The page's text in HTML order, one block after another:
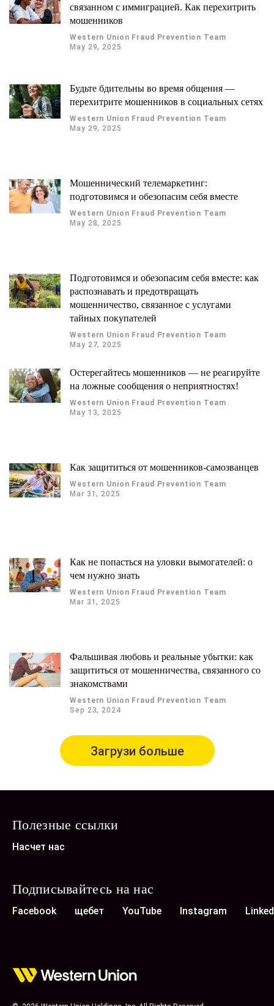
связанном с иммиграцией. Как перехитрить
мошенников
Western Union Fraud Prevention Team
May 29, 2025
Будьте бдительны во время общения —
перехитрите мошенников в социальных сетях
Western Union Fraud Prevention Team
May 29, 2025
Мошеннический телемаркетинг:
подготовимся и обезопасим себя вместе
Western Union Fraud Prevention Team
May 28, 2025
Подготовимся и обезопасим себя вместе: как
распознавать и предотвращать
мошенничество, связанное с услугами
тайных покупателей
Western Union Fraud Prevention Team
May 27, 2025
Остерегайтесь мошенников — не реагируйте
на ложные сообщения о неприятностях!
Western Union Fraud Prevention Team
May 13, 2025
Как защититься от мошенников-самозванцев
Western Union Fraud Prevention Team
Mar 31, 2025
Как не попасться на уловки вымогателей: о
чем нужно знать
Western Union Fraud Prevention Team
Mar 31, 2025
Фальшивая любовь и реальные убытки: как
защититься от мошенничества, связанного со
знакомствами
Western Union Fraud Prevention Team
Sep 23, 2024
Загрузи больше
Полезные ссылки
Насчет нас
Подписывайтесь на нас
Facebook щебет YouTube Instagram